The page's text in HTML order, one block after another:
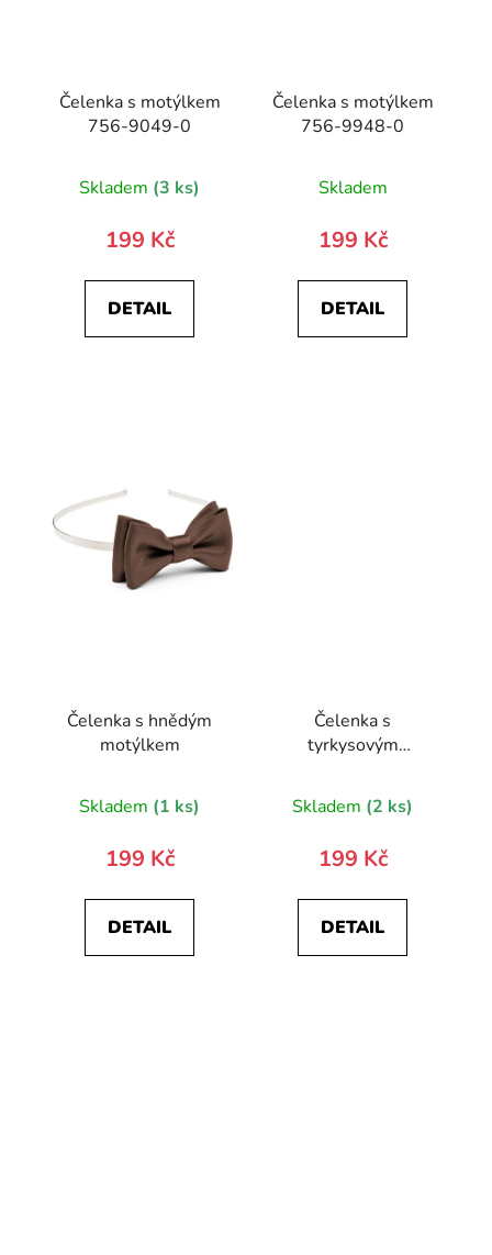
Čelenka s motýlkem
756-9049-0
Skladem (3 ks)
199 Kč
DETAIL
Čelenka s motýlkem
756-9948-0
Skladem
199 Kč
DETAIL
Čelenka s hnědým
motýlkem
Skladem (1 ks)
199 Kč
DETAIL
Čelenka s
tyrkysovým
Skladem (2 ks)
199 Kč
DETAIL